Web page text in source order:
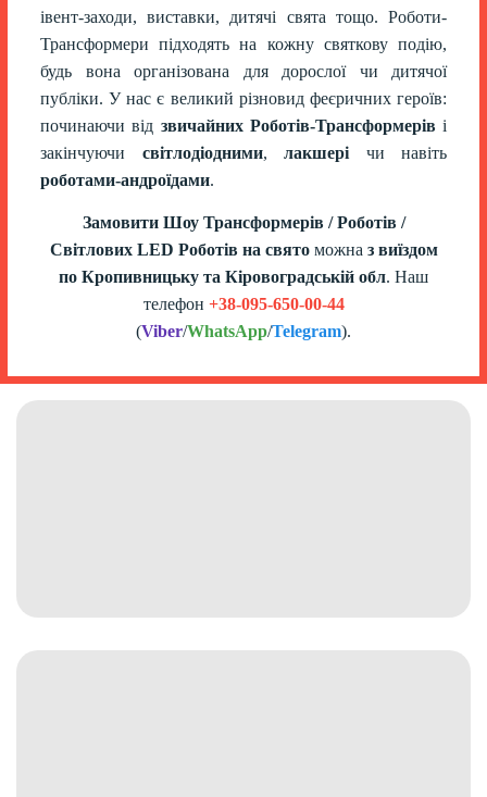
івент-заходи, виставки, дитячі свята тощо. Роботи-
Трансформери підходять на кожну святкову подію,
будь вона організована для дорослої чи дитячої
публіки. У нас є великий різновид феєричних героїв:
починаючи від звичайних Роботів-Трансформерів і
закінчуючи світлодіодними, лакшері чи навіть
роботами-андроїдами.
Замовити Шоу Трансформерів / Роботів /
Світлових LED Роботів на свято можна з виїздом
по Кропивницьку та Кіровоградській обл. Наш
телефон +38-095-650-00-44
(Viber/WhatsApp/Telegram).